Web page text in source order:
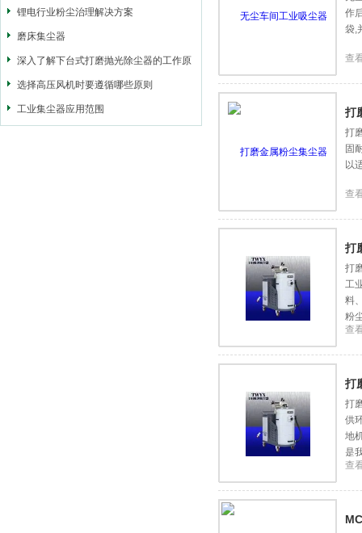
锂电行业粉尘治理解决方案
磨床集尘器
深入了解下台式打磨抛光除尘器的工作原
理
选择高压风机时要遵循哪些原则
工业集尘器应用范围
作
袋,
查
打
打
固
以
查
打
打
工
料
粉
查
打
打
供
地
是
查